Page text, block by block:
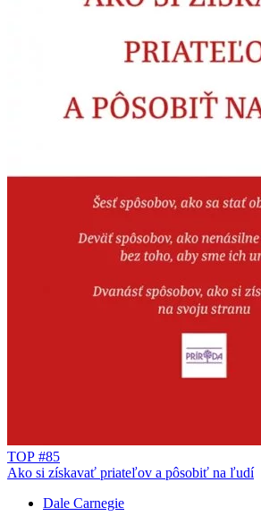
TOP #85
Ako si získavať priateľov a pôsobiť na ľudí
Dale Carnegie